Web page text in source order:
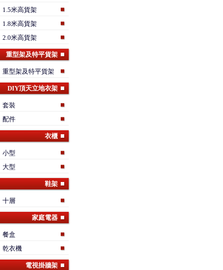
1.5米高貨架
1.8米高貨架
2.0米高貨架
重型架及特平貨架
重型架及特平貨架
DIY頂天立地衣架
套裝
配件
衣櫃
小型
大型
鞋架
十層
家庭電器
餐盒
乾衣機
電視掛牆架